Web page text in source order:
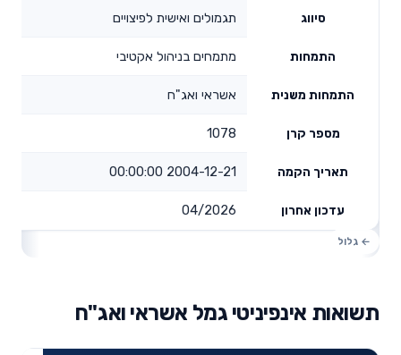
סיווג תגמולים ואישית לפיצויים
התמחות מתמחים בניהול אקטיבי
התמחות משנית אשראי ואג"ח
מספר קרן 1078
תאריך הקמה 2004-12-21 00:00:00
עדכון אחרון 04/2026
תשואות אינפיניטי גמל אשראי ואג"ח